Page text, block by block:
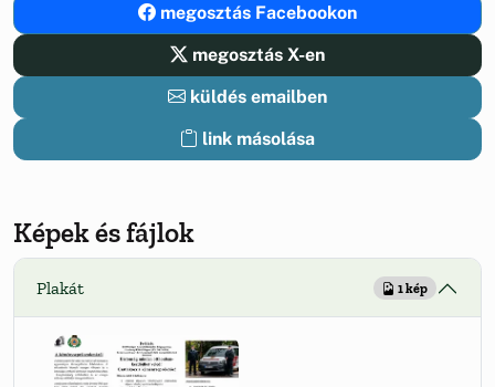
megosztás Facebookon
megosztás X-en
küldés emailben
link másolása
Képek és fájlok
Plakát 1 kép